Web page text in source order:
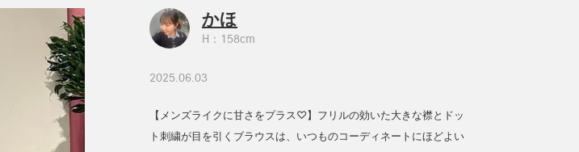
かほ
H：158cm
2025.06.03
【メンズライクに甘さをプラス♡】フリルの効いた大きな襟とドッ
ト刺繍が目を引くブラウスは、いつものコーディネートにほどよい